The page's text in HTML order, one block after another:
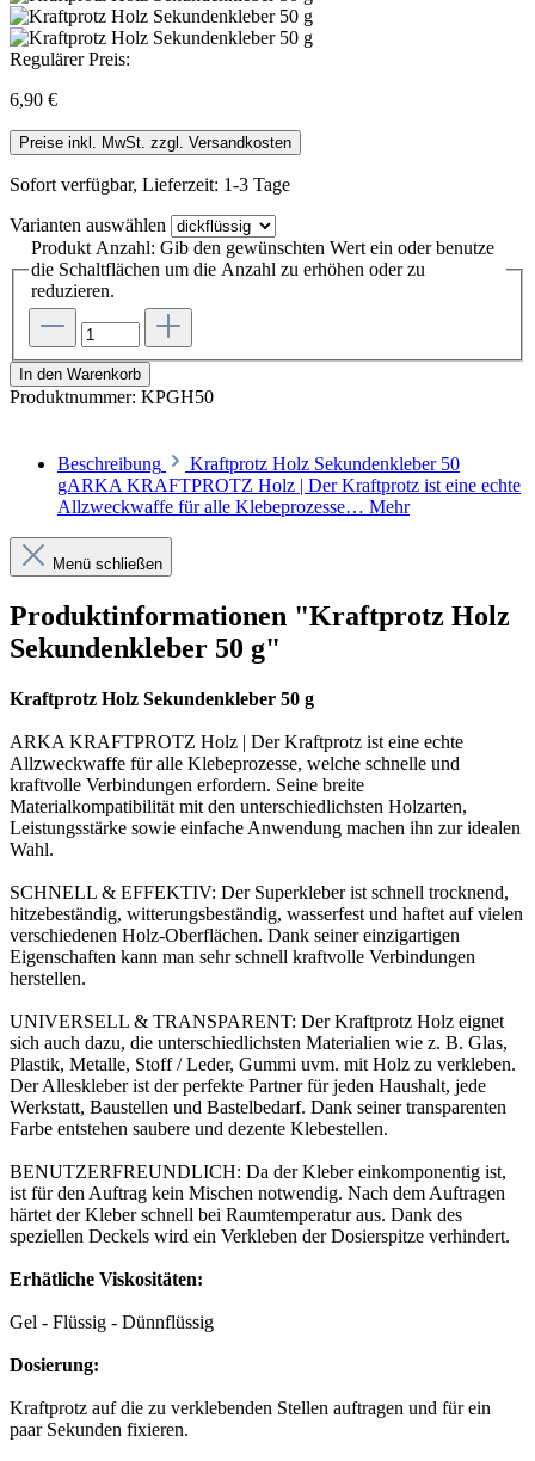
Regulärer Preis:
6,90 €
Preise inkl. MwSt. zzgl. Versandkosten
Sofort verfügbar, Lieferzeit: 1-3 Tage
Varianten auswählen
Produkt Anzahl: Gib den gewünschten Wert ein oder benutze
die Schaltflächen um die Anzahl zu erhöhen oder zu
reduzieren.
In den Warenkorb
Produktnummer: KPGH50
Beschreibung
Kraftprotz Holz Sekundenkleber 50
gARKA KRAFTPROTZ Holz | Der Kraftprotz ist eine echte
Allzweckwaffe für alle Klebeprozesse… Mehr
Menü schließen
Produktinformationen "Kraftprotz Holz
Sekundenkleber 50 g"
Kraftprotz Holz Sekundenkleber 50 g
ARKA KRAFTPROTZ Holz | Der Kraftprotz ist eine echte
Allzweckwaffe für alle Klebeprozesse, welche schnelle und
kraftvolle Verbindungen erfordern. Seine breite
Materialkompatibilität mit den unterschiedlichsten Holzarten,
Leistungsstärke sowie einfache Anwendung machen ihn zur idealen
Wahl.
SCHNELL & EFFEKTIV: Der Superkleber ist schnell trocknend,
hitzebeständig, witterungsbeständig, wasserfest und haftet auf vielen
verschiedenen Holz-Oberflächen. Dank seiner einzigartigen
Eigenschaften kann man sehr schnell kraftvolle Verbindungen
herstellen.
UNIVERSELL & TRANSPARENT: Der Kraftprotz Holz eignet
sich auch dazu, die unterschiedlichsten Materialien wie z. B. Glas,
Plastik, Metalle, Stoff / Leder, Gummi uvm. mit Holz zu verkleben.
Der Alleskleber ist der perfekte Partner für jeden Haushalt, jede
Werkstatt, Baustellen und Bastelbedarf. Dank seiner transparenten
Farbe entstehen saubere und dezente Klebestellen.
BENUTZERFREUNDLICH: Da der Kleber einkomponentig ist,
ist für den Auftrag kein Mischen notwendig. Nach dem Auftragen
härtet der Kleber schnell bei Raumtemperatur aus. Dank des
speziellen Deckels wird ein Verkleben der Dosierspitze verhindert.
Erhätliche Viskositäten:
Gel - Flüssig - Dünnflüssig
Dosierung:
Kraftprotz auf die zu verklebenden Stellen auftragen und für ein
paar Sekunden fixieren.